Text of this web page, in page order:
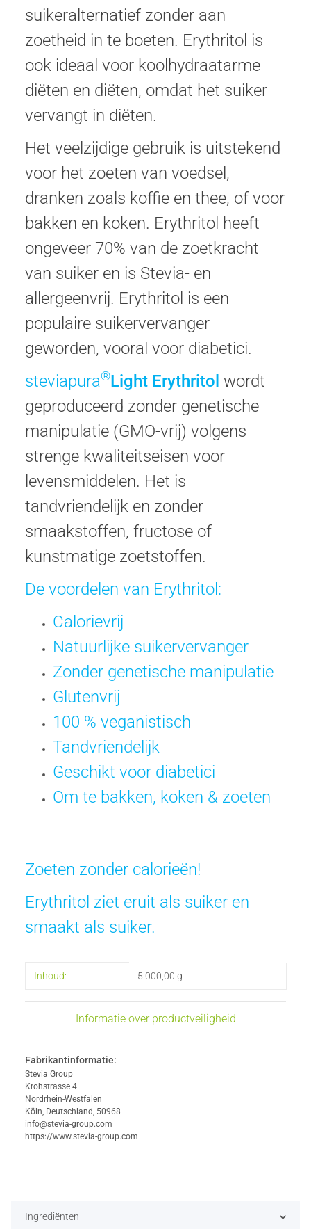
suikeralternatief zonder aan
zoetheid in te boeten. Erythritol is
ook ideaal voor koolhydraatarme
diëten en diëten, omdat het suiker
vervangt in diëten.
Het veelzijdige gebruik is uitstekend
voor het zoeten van voedsel,
dranken zoals koffie en thee, of voor
bakken en koken. Erythritol heeft
ongeveer 70% van de zoetkracht
van suiker en is Stevia- en
allergeenvrij. Erythritol is een
populaire suikervervanger
geworden, vooral voor diabetici.
steviapura®Light Erythritol wordt
geproduceerd zonder genetische
manipulatie (GMO-vrij) volgens
strenge kwaliteitseisen voor
levensmiddelen. Het is
tandvriendelijk en zonder
smaakstoffen, fructose of
kunstmatige zoetstoffen.
De voordelen van Erythritol:
Calorievrij
Natuurlijke suikervervanger
Zonder genetische manipulatie
Glutenvrij
100 % veganistisch
Tandvriendelijk
Geschikt voor diabetici
Om te bakken, koken & zoeten
Zoeten zonder calorieën!
Erythritol ziet eruit als suiker en
smaakt als suiker.
#productDetails.itemInformation#
#productDetails.itemValue#
Inhoud: 5.000,00 g
Informatie over productveiligheid
Fabrikantinformatie:
Stevia Group
Krohstrasse 4
Nordrhein-Westfalen
Köln, Deutschland, 50968
info@stevia-group.com
https://www.stevia-group.com
Ingrediënten